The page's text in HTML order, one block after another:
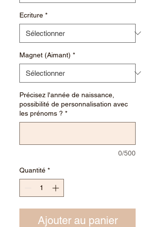
Ecriture *
Magnet (Aimant) *
Précisez l'année de naissance,
possibilité de personnalisation avec
les prénoms ? *
0/500
Quantité *
Ajouter au panier